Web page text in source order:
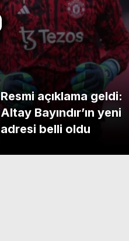
Resmi açıklama geldi:
Altay Bayındır’ın yeni
adresi belli oldu